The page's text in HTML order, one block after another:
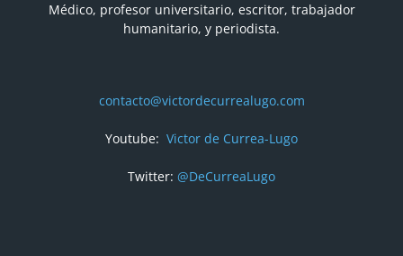
Médico, profesor universitario, escritor, trabajador
humanitario, y periodista.
contacto@victordecurrealugo.com
Youtube: Victor de Currea-Lugo
Twitter: @DeCurreaLugo